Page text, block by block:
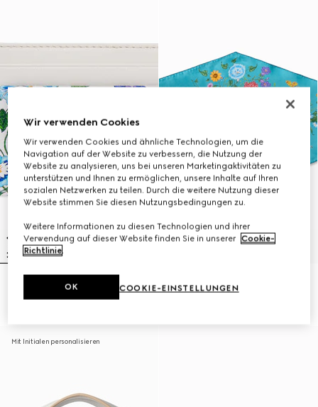
Kartenetui mit Flora-Motiv
Rautenförmiges Halstuch aus
Mit Initialen personalisieren
Wir verwenden Cookies
Wir verwenden Cookies und ähnliche Technologien, um die
Navigation auf der Website zu verbessern, die Nutzung der
Website zu analysieren, uns bei unseren Marketingaktivitäten zu
unterstützen und Ihnen zu ermöglichen, unsere Inhalte auf Ihren
sozialen Netzwerken zu teilen. Durch die weitere Nutzung dieser
Website stimmen Sie diesen Nutzungsbedingungen zu.
Weitere Informationen zu diesen Technologien und ihrer
Verwendung auf dieser Website finden Sie in unserer Cookie-
Richtlinie.
COOKIE-EINSTELLUNGEN
OK